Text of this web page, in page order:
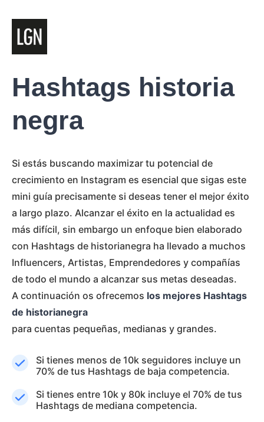
Hashtags historia
negra
Si estás buscando maximizar tu potencial de
crecimiento en Instagram es esencial que sigas este
mini guía precisamente si deseas tener el mejor éxito
a largo plazo. Alcanzar el éxito en la actualidad es
más difícil, sin embargo un enfoque bien elaborado
con Hashtags de historianegra ha llevado a muchos
Influencers, Artistas, Emprendedores y compañías
de todo el mundo a alcanzar sus metas deseadas.
A continuación os ofrecemos los mejores Hashtags
de historianegra
para cuentas pequeñas, medianas y grandes.
Si tienes menos de 10k seguidores incluye un
70% de tus Hashtags de baja competencia.
Si tienes entre 10k y 80k incluye el 70% de tus
Hashtags de mediana competencia.